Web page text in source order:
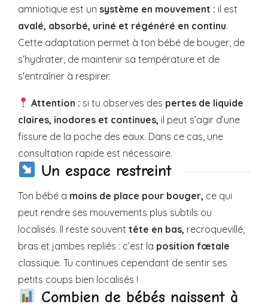
amniotique est un système en mouvement : il est
avalé, absorbé, uriné et régénéré en continu.
Cette adaptation permet à ton bébé de bouger, de
s’hydrater, de maintenir sa température et de
s'entraîner à respirer.
Attention : si tu observes des pertes de liquide
claires, inodores et continues, il peut s’agir d’une
fissure de la poche des eaux. Dans ce cas, une
consultation rapide est nécessaire.
Un espace restreint
Ton bébé a moins de place pour bouger, ce qui
peut rendre ses mouvements plus subtils ou
localisés. Il reste souvent tête en bas, recroquevillé,
bras et jambes repliés : c’est la position fœtale
classique. Tu continues cependant de sentir ses
petits coups bien localisés !
Combien de bébés naissent à